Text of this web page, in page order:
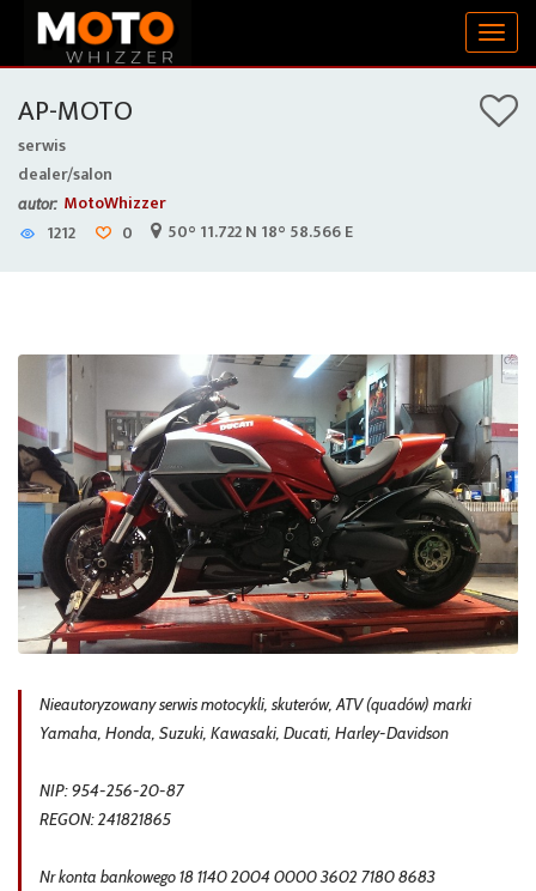
AP-MOTO
serwis
dealer/salon
autor: MotoWhizzer
1212
0 50° 11.722 N 18° 58.566 E
Nieautoryzowany serwis motocykli, skuterów, ATV (quadów) marki
Yamaha, Honda, Suzuki, Kawasaki, Ducati, Harley-Davidson
NIP: 954-256-20-87
REGON: 241821865
Nr konta bankowego 18 1140 2004 0000 3602 7180 8683